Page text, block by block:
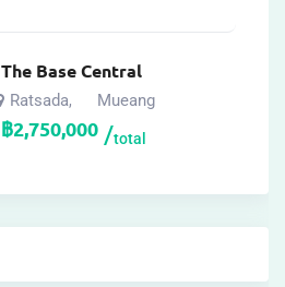
The Base Central
Ratsada, Mueang
฿2,750,000 total